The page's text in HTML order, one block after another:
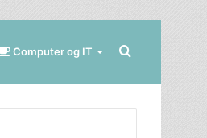
Computer og IT Søg
efter